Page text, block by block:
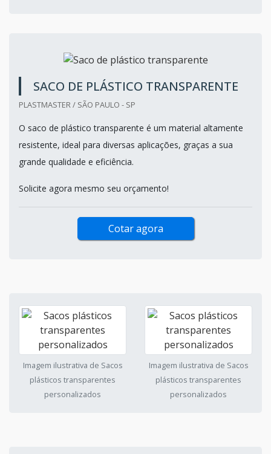
SACO DE PLÁSTICO TRANSPARENTE
PLASTMASTER / SÃO PAULO - SP
O saco de plástico transparente é um material altamente
resistente, ideal para diversas aplicações, graças a sua
grande qualidade e eficiência.
Solicite agora mesmo seu orçamento!
Cotar agora
Imagem ilustrativa de Sacos
plásticos transparentes
personalizados
Imagem ilustrativa de Sacos
plásticos transparentes
personalizados